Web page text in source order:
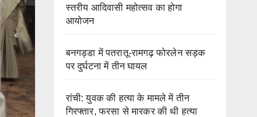
स्तरीय आदिवासी महोत्सव का होगा
आयोजन
बनगड्डा में पतरातू-रामगढ़ फोरलेन सड़क
पर दुर्घटना में तीन घायल
रांची: युवक की हत्या के मामले में तीन
गिरफ्तार, फरसा से मारकर की थी हत्या